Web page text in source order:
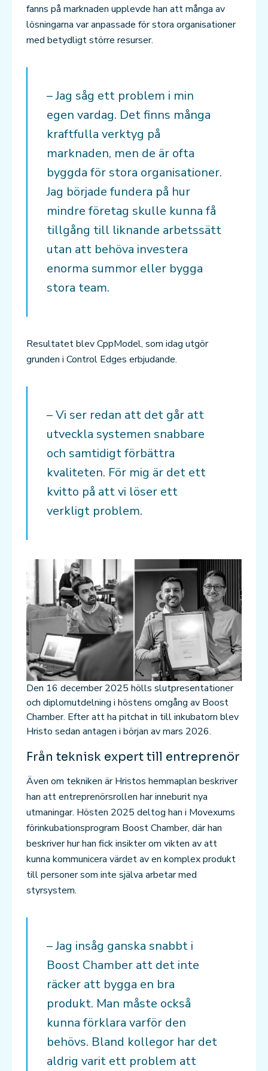
fanns på marknaden upplevde han att många av
lösningarna var anpassade för stora organisationer
med betydligt större resurser.
– Jag såg ett problem i min
egen vardag. Det finns många
kraftfulla verktyg på
marknaden, men de är ofta
byggda för stora organisationer.
Jag började fundera på hur
mindre företag skulle kunna få
tillgång till liknande arbetssätt
utan att behöva investera
enorma summor eller bygga
stora team.
Resultatet blev CppModel, som idag utgör
grunden i Control Edges erbjudande.
– Vi ser redan att det går att
utveckla systemen snabbare
och samtidigt förbättra
kvaliteten. För mig är det ett
kvitto på att vi löser ett
verkligt problem.
Den 16 december 2025 hölls slutpresentationer
och diplomutdelning i höstens omgång av Boost
Chamber. Efter att ha pitchat in till inkubatorn blev
Hristo sedan antagen i början av mars 2026.
Från teknisk expert till entreprenör
Även om tekniken är Hristos hemmaplan beskriver
han att entreprenörsrollen har inneburit nya
utmaningar. Hösten 2025 deltog han i Movexums
förinkubationsprogram Boost Chamber, där han
beskriver hur han fick insikter om vikten av att
kunna kommunicera värdet av en komplex produkt
till personer som inte själva arbetar med
styrsystem.
– Jag insåg ganska snabbt i
Boost Chamber att det inte
räcker att bygga en bra
produkt. Man måste också
kunna förklara varför den
behövs. Bland kollegor har det
aldrig varit ett problem att